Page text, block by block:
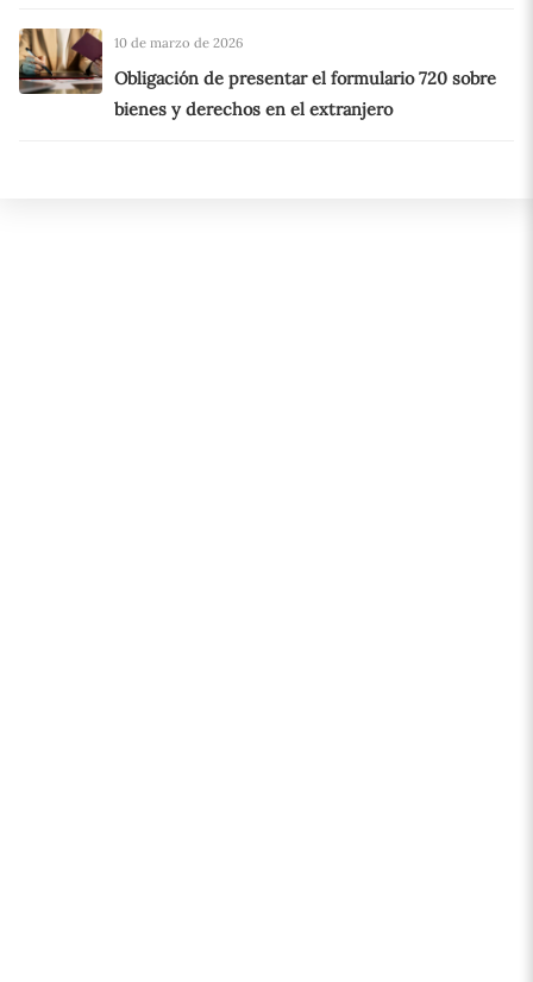
10 de marzo de 2026
Obligación de presentar el formulario 720 sobre
bienes y derechos en el extranjero